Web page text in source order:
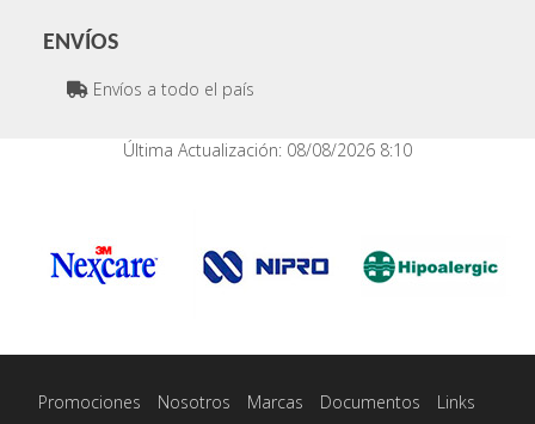
ENVÍOS
Envíos a todo el país
Última Actualización: 08/08/2026 8:10
Promociones Nosotros Marcas Documentos Links